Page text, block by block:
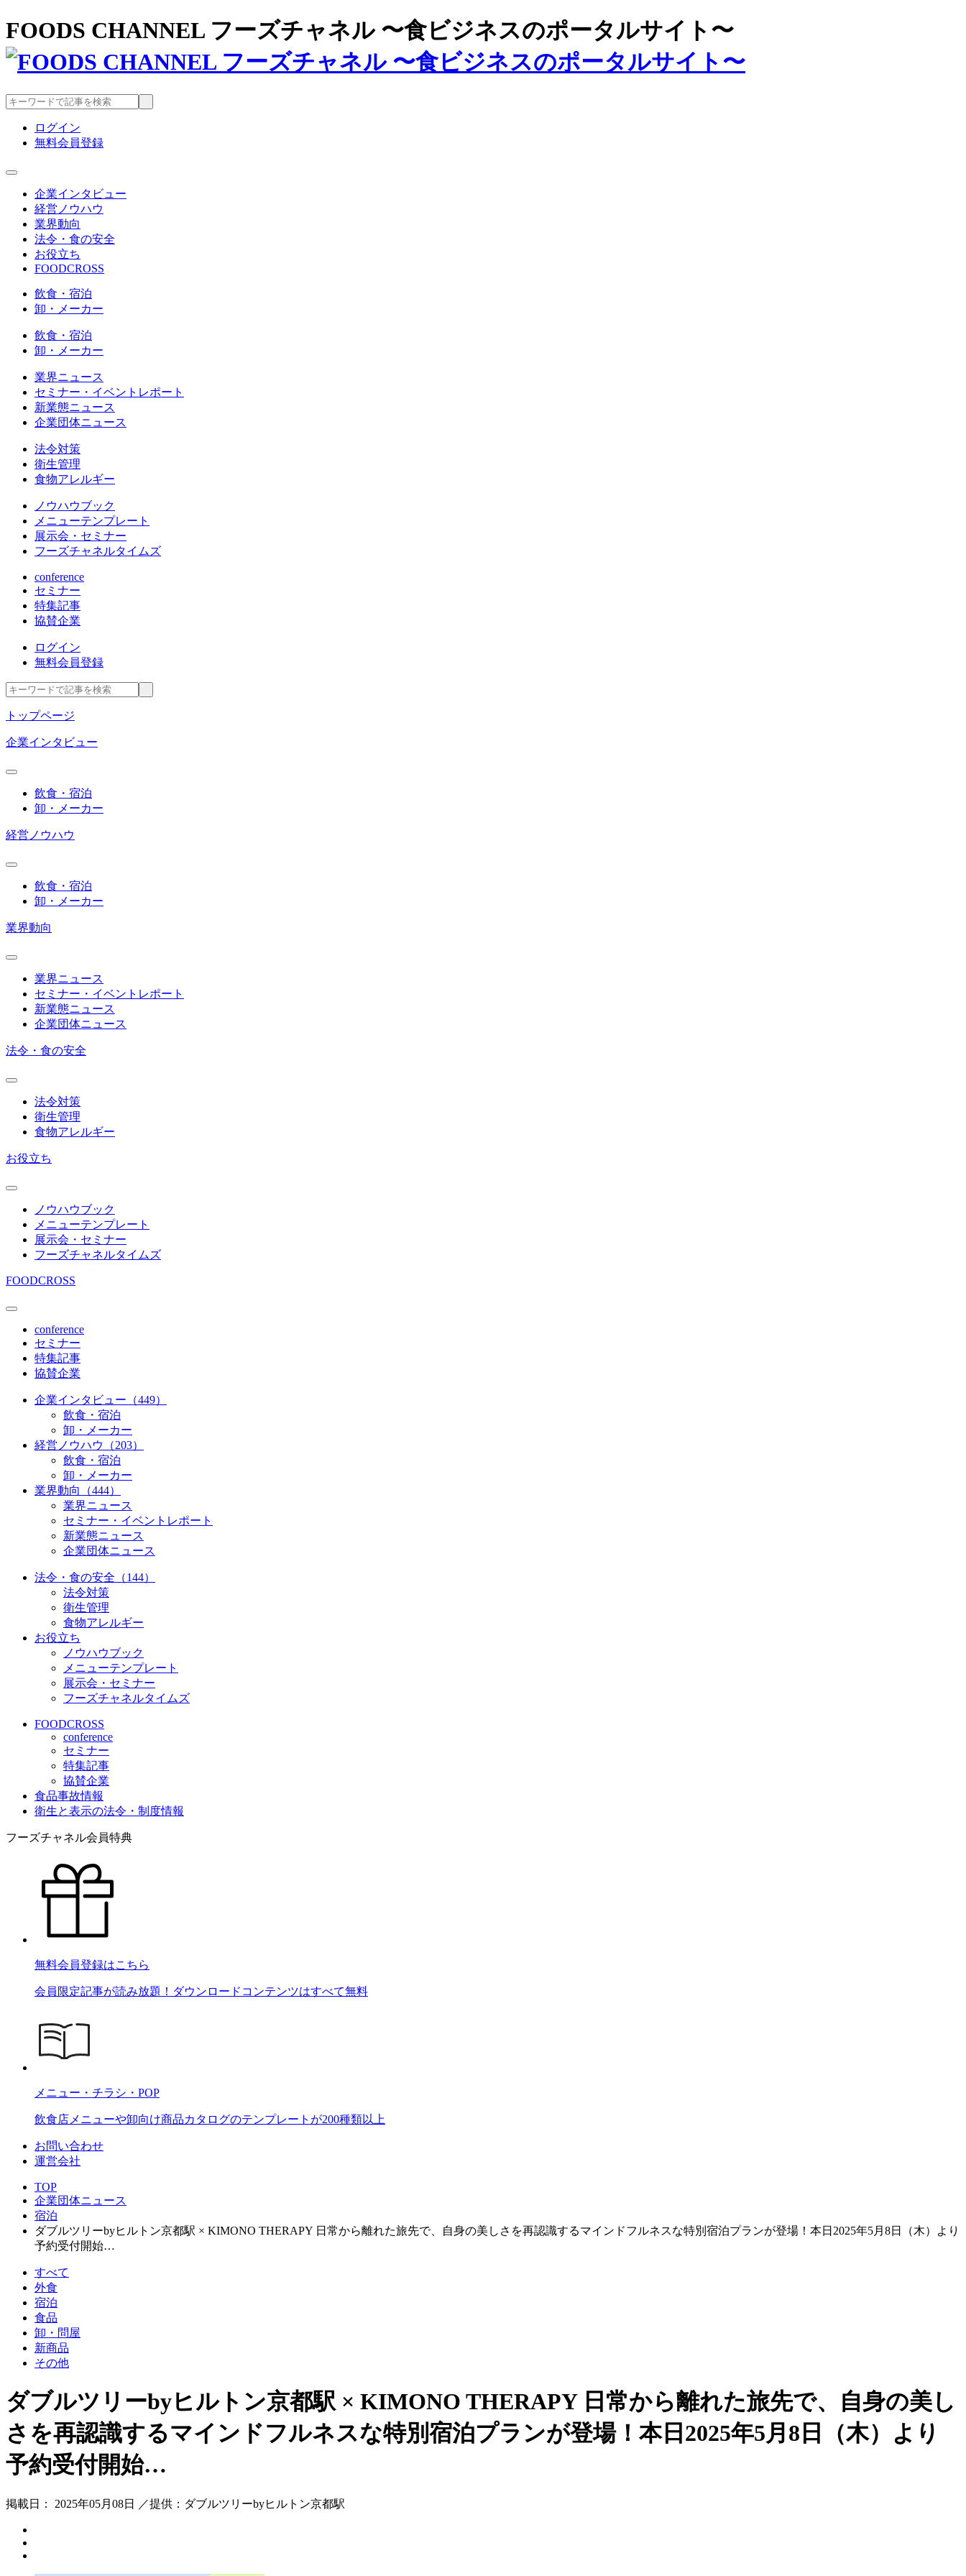
FOODS CHANNEL フーズチャネル 〜食ビジネスのポータルサイト〜
ログイン
無料会員登録
企業インタビュー
経営ノウハウ
業界動向
法令・食の安全
お役立ち
FOODCROSS
飲食・宿泊
卸・メーカー
飲食・宿泊
卸・メーカー
業界ニュース
セミナー・イベントレポート
新業態ニュース
企業団体ニュース
法令対策
衛生管理
食物アレルギー
ノウハウブック
メニューテンプレート
展示会・セミナー
フーズチャネルタイムズ
conference
セミナー
特集記事
協賛企業
ログイン
無料会員登録
トップページ
企業インタビュー
飲食・宿泊
卸・メーカー
経営ノウハウ
飲食・宿泊
卸・メーカー
業界動向
業界ニュース
セミナー・イベントレポート
新業態ニュース
企業団体ニュース
法令・食の安全
法令対策
衛生管理
食物アレルギー
お役立ち
ノウハウブック
メニューテンプレート
展示会・セミナー
フーズチャネルタイムズ
FOODCROSS
conference
セミナー
特集記事
協賛企業
企業インタビュー（449）
飲食・宿泊
卸・メーカー
経営ノウハウ（203）
飲食・宿泊
卸・メーカー
業界動向（444）
業界ニュース
セミナー・イベントレポート
新業態ニュース
企業団体ニュース
法令・食の安全（144）
法令対策
衛生管理
食物アレルギー
お役立ち
ノウハウブック
メニューテンプレート
展示会・セミナー
フーズチャネルタイムズ
FOODCROSS
conference
セミナー
特集記事
協賛企業
食品事故情報
衛生と表示の法令・制度情報
フーズチャネル会員特典
無料会員登録はこちら
会員限定記事が読み放題！ダウンロードコンテンツはすべて無料
メニュー・チラシ・POP
飲食店メニューや卸向け商品カタログのテンプレートが200種類以上
お問い合わせ
運営会社
TOP
企業団体ニュース
宿泊
ダブルツリーbyヒルトン京都駅 × KIMONO THERAPY 日常から離れた旅先で、自身の美しさを再認識するマインドフルネスな特別宿泊プランが登場！本日2025年5月8日（木）より
予約受付開始…
すべて
外食
宿泊
食品
卸・問屋
新商品
その他
ダブルツリーbyヒルトン京都駅 × KIMONO THERAPY 日常から離れた旅先で、自身の美し
さを再認識するマインドフルネスな特別宿泊プランが登場！本日2025年5月8日（木）より
予約受付開始…
掲載日： 2025年05月08日 ／提供：ダブルツリーbyヒルトン京都駅